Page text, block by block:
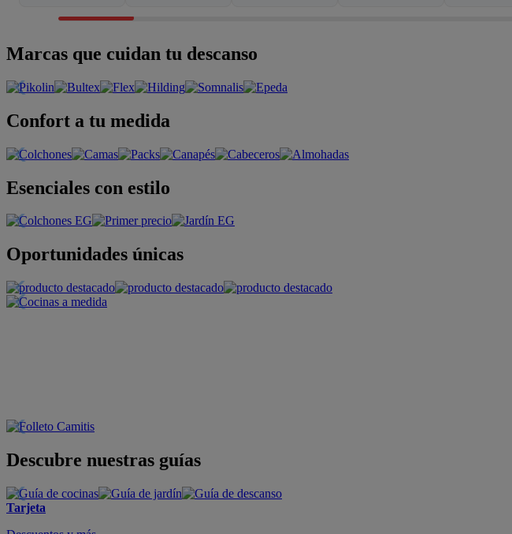
Marcas que cuidan tu descanso
Confort a tu medida
Esenciales con estilo
Oportunidades únicas
Descubre nuestras guías
Tarjeta